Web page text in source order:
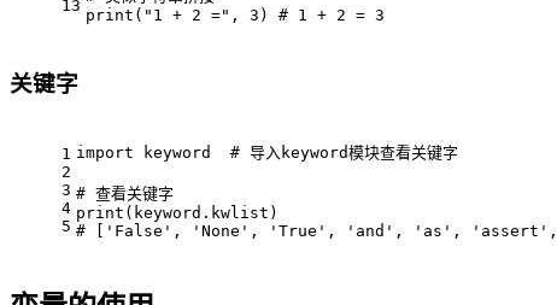
13
print ( "1 + 2 =" , 3 ) # 1 + 2 = 3
关键字
1
2
3
4
5
import keyword # 导入keyword模块查看关键字
# 查看关键字
print (keyword.kwlist)
# ['False', 'None', 'True', 'and', 'as',